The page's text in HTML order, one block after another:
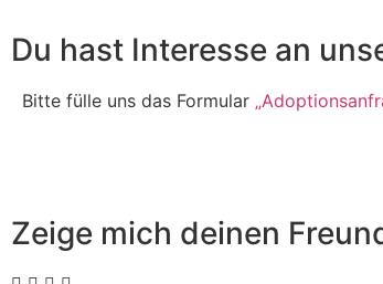
Du hast Interesse an
Bitte fülle uns das Formular
Zeige mich deinen